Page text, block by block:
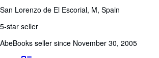
Advanced Search
Browse Collections
Rare Books
San Lorenzo de El Escorial, M, Spain
5-star seller
AbeBooks seller since November 30, 2005